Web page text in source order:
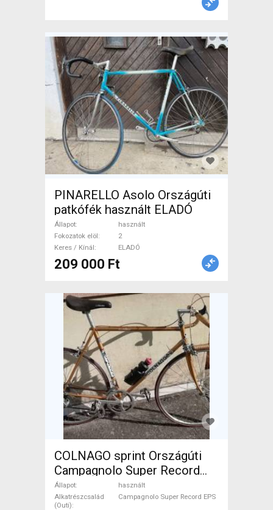
PINARELLO Asolo Országúti
patkófék használt ELADÓ
Állapot
használt
Fokozatok elöl
2
Keres / Kínál
ELADÓ
209 000 Ft
COLNAGO sprint Országúti
Campagnolo Super Record
EPS patkófék használt ELADÓ
Állapot
használt
Alkatrészcsalád
(Outi)
Campagnolo Super Record EPS